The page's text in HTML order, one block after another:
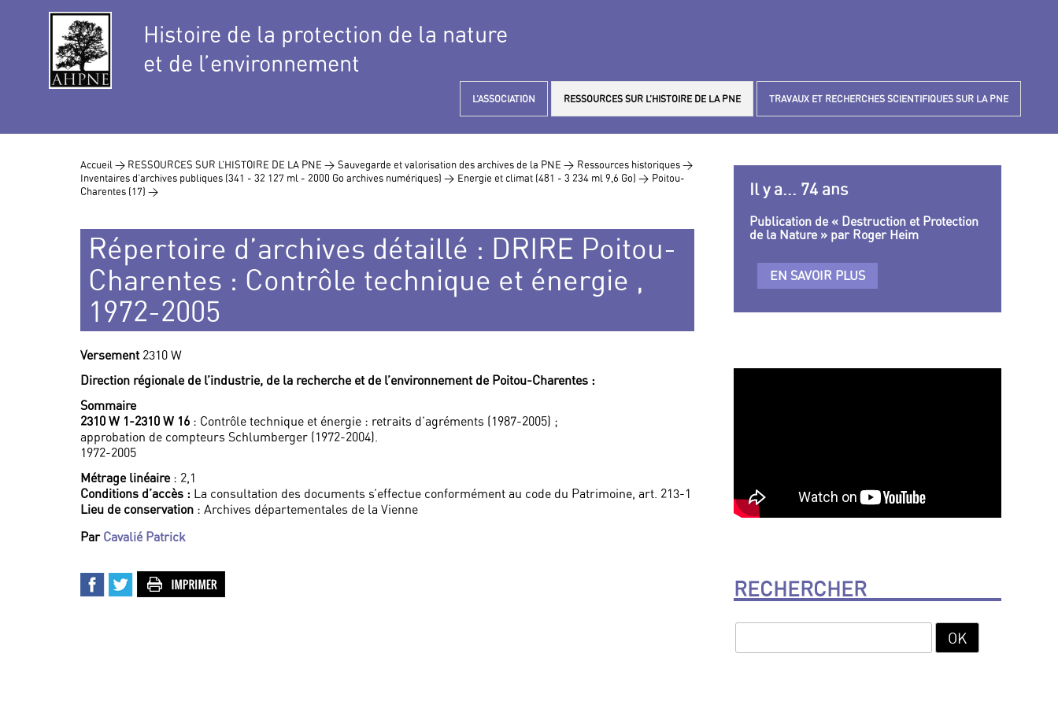
Histoire de la protection de la nature
et de l’environnement
L’ASSOCIATION RESSOURCES SUR L’HISTOIRE DE LA PNE TRAVAUX ET RECHERCHES SCIENTIFIQUES SUR LA PNE
Accueil > RESSOURCES SUR L’HISTOIRE DE LA PNE > Sauvegarde et valorisation des archives de la PNE > Ressources historiques >
Inventaires d’archives publiques (341 - 32 127 ml - 2000 Go archives numériques) > Energie et climat (481 - 3 234 ml 9,6 Go) > Poitou-
Charentes (17) >
Répertoire d’archives détaillé : DRIRE Poitou-
Charentes : Contrôle technique et énergie ,
1972-2005
Versement 2310 W
Direction régionale de l’industrie, de la recherche et de l’environnement de Poitou-Charentes :
Sommaire
2310 W 1-2310 W 16 : Contrôle technique et énergie : retraits d’agréments (1987-2005) ;
approbation de compteurs Schlumberger (1972-2004).
1972-2005
Métrage linéaire: 2,1
Conditions d’accès : La consultation des documents s’effectue conformément au code du Patrimoine, art. 213-1
Lieu de conservation : Archives départementales de la Vienne
Par Cavalié Patrick
Il y a... 74 ans
Publication de « Destruction et Protection
de la Nature » par Roger Heim
EN SAVOIR PLUS
RECHERCHER